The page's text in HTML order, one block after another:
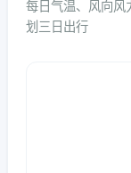
每日气温、风向风
划三日出行